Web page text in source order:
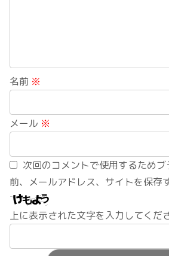
名前 ※
メール ※
次回のコメントで使用するため
前、メールアドレス、サイトを保存
上に表示された文字を入力してくだ